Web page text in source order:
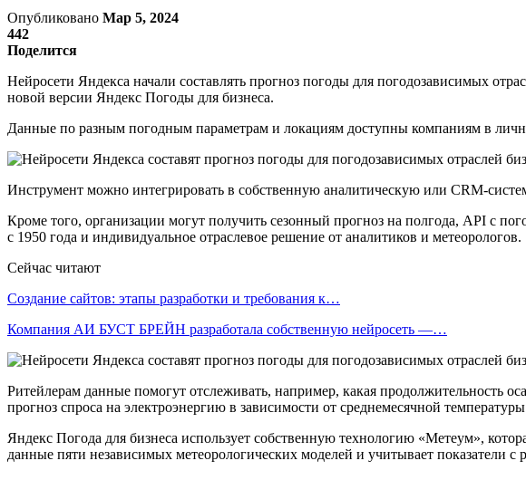
Опубликовано Мар 5, 2024
442
Поделится
Нейросети Яндекса начали составлять прогноз погоды для погодозависимых
новой версии Яндекс Погоды для бизнеса.
Данные по разным погодным параметрам и локациям доступны компаниям в
Инструмент можно интегрировать в собственную аналитическую или CRM-
Кроме того, организации могут получить сезонный прогноз на полгода, API с
с 1950 года и индивидуальное отраслевое решение от аналитиков и метеорологов.
Сейчас читают
Создание сайтов: этапы разработки и требования к…
Компания АИ БУСТ БРЕЙН разработала собственную нейросеть —…
Ритейлерам данные помогут отслеживать, например, какая продолжительность
прогноз спроса на электроэнергию в зависимости от среднемесячной
Яндекс Погода для бизнеса использует собственную технологию «Метеум»,
данные пяти независимых метеорологических моделей и учитывает показатели